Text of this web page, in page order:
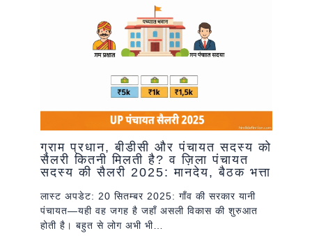
ग्राम प्रधान, बीडीसी और पंचायत सदस्य को
सैलरी कितनी मिलती है? व ज़िला पंचायत
सदस्य की सैलरी 2025: मानदेय, बैठक भत्ता
लास्ट अपडेट: 20 सितम्बर 2025: गाँव की सरकार यानी
पंचायत—यही वह जगह है जहाँ असली विकास की शुरुआत
होती है। बहुत से लोग अभी भी…